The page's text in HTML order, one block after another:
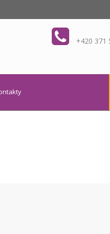
+420 371